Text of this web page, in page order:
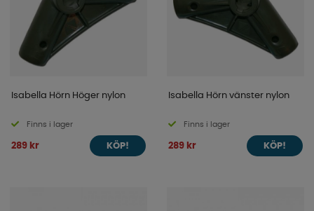
Isabella Hörn Höger nylon
Finns i lager
289 kr KÖP!
Isabella Hörn vänster nylon
Finns i lager
289 kr KÖP!